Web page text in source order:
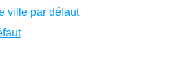
ville par défaut